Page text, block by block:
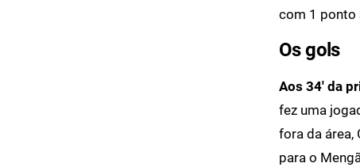
com 1 ponto
Os gols
Aos 34' da
fez uma
fora da área,
para o